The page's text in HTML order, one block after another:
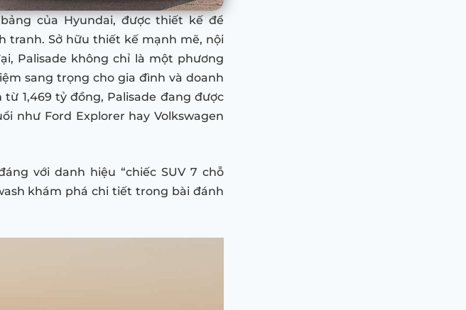
của Hyundai, được thiết kế để
tranh. Sở hữu thiết kế mạnh mẽ, nội
Palisade không chỉ là một phương
sang trọng cho gia đình và doanh
1,469 tỷ đồng, Palisade đang được
như Ford Explorer hay Volkswagen
với danh hiệu “chiếc SUV 7 chỗ
khám phá chi tiết trong bài đánh